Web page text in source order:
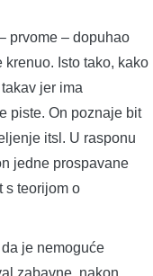
– dopuhao
Isto tako, kako
jer ima
piste. On poznaje bit
itsl. U rasponu
jedne prospavane
s teorijom o
je nemoguće
zabavne, nakon